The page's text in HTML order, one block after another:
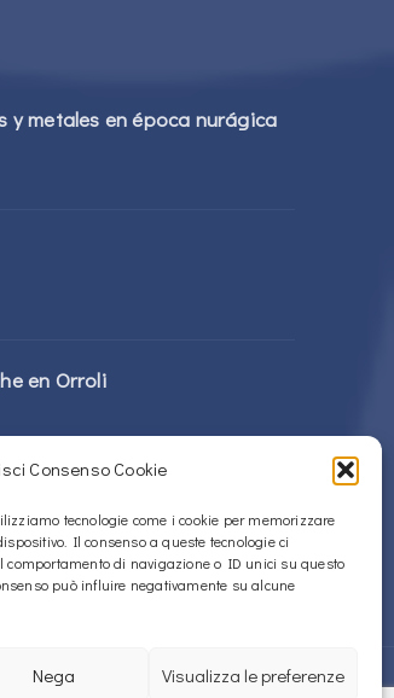
Consenso Cookie
tecnologie come i cookie per memorizzare
Il consenso a queste tecnologie ci
comportamento di navigazione o ID unici su questo
può influire negativamente su alcune
Nega Visualizza le preferenze
y metales en época nurágica
en Orroli
en Alà dei Sardi
de Cookies (UE) Política de privacidad